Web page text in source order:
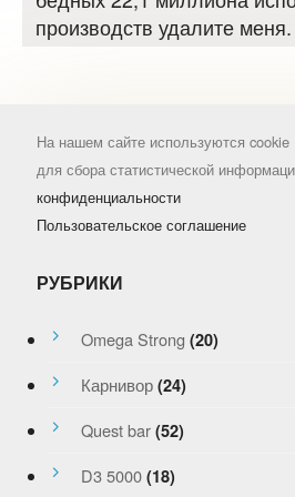
производств удалите меня.
На нашем сайте используются cookie
для сбора статистической
конфиденциальности
Пользовательское соглашение
РУБРИКИ
Omega Strong (20)
Карнивор (24)
Quest bar (52)
D3 5000 (18)